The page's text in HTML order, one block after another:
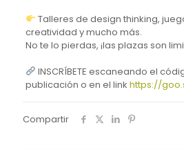
Talleres de design thinking,
creatividad y mucho más.
No te lo pierdas, ¡las plazas son
INSCRÍBETE escaneando el
publicación o en el link https://
Compartir